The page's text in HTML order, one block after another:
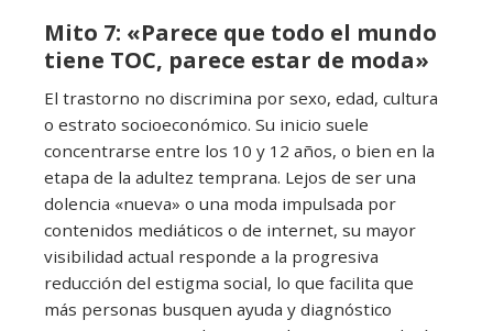
Mito 7: «Parece que todo el mundo
tiene TOC, parece estar de moda»
El trastorno no discrimina por sexo, edad, cultura
o estrato socioeconómico. Su inicio suele
concentrarse entre los 10 y 12 años, o bien en la
etapa de la adultez temprana. Lejos de ser una
dolencia «nueva» o una moda impulsada por
contenidos mediáticos o de internet, su mayor
visibilidad actual responde a la progresiva
reducción del estigma social, lo que facilita que
más personas busquen ayuda y diagnóstico